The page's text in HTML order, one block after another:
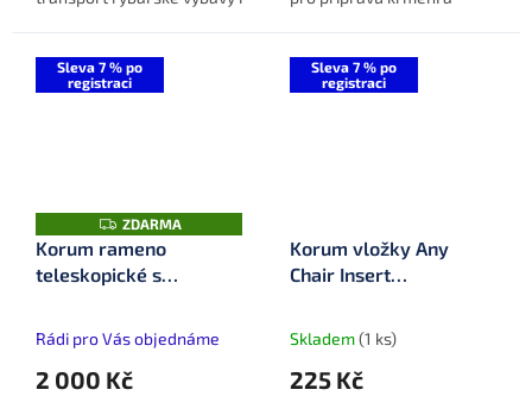
rybolov.
nebo žížaly.
Sleva 7 % po
registraci
Z
D
A
R
ZDARMA
Korum rameno
teleskopické s
(K0300036)
Rádi pro Vás objednáme
2 000 Kč
Sleva 7 % po
registraci
Korum vložky Any
Chair Insert
Skladem(1 ks)
225 Kč